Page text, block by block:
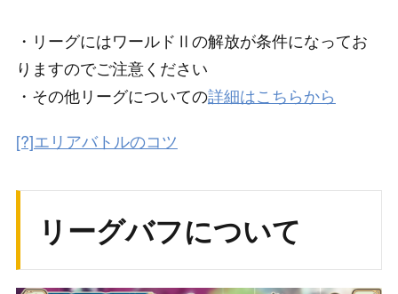
・リーグにはワールドⅡの解放が条件になってお
りますのでご注意ください
・その他リーグについての詳細はこちらから
[?]エリアバトルのコツ
リーグバフについて